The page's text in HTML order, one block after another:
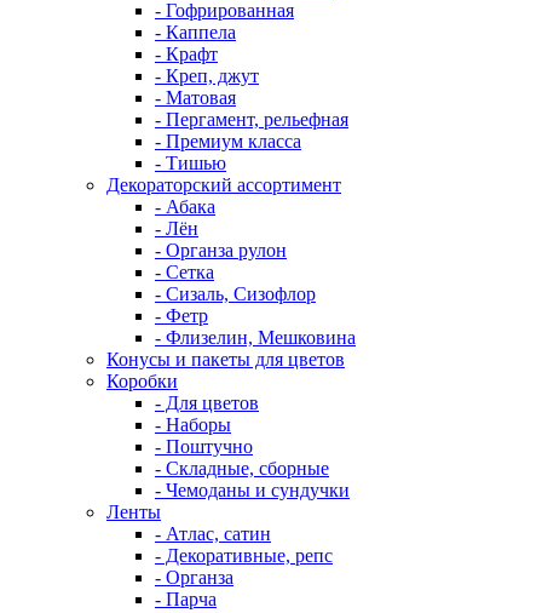
- Гофрированная
- Каппела
- Крафт
- Креп, джут
- Матовая
- Пергамент, рельефная
- Премиум класса
- Тишью
Декораторский ассортимент
- Абака
- Лён
- Органза рулон
- Сетка
- Сизаль, Сизофлор
- Фетр
- Флизелин, Мешковина
Конусы и пакеты для цветов
Коробки
- Для цветов
- Наборы
- Поштучно
- Складные, сборные
- Чемоданы и сундучки
Ленты
- Атлас, сатин
- Декоративные, репс
- Органза
- Парча